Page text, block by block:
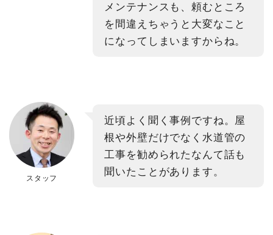
メンテナンスも、頼むところ
を間違えちゃうと大変なこと
になってしまいますからね。
スタッフ
近頃よく聞く事例ですね。屋
根や外壁だけでなく水道管の
工事を勧められたなんて話も
聞いたことがあります。